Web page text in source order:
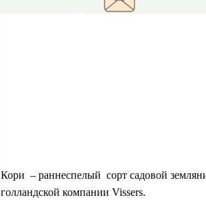
Кори – раннеспелый сорт садовой
голландской компании Vissers.